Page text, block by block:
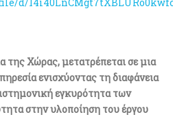
της Χώρας, μετατρέπεται σε μια
ενισχύοντας τη διαφάνεια
εγκυρότητα των
στην υλοποίηση του έργου